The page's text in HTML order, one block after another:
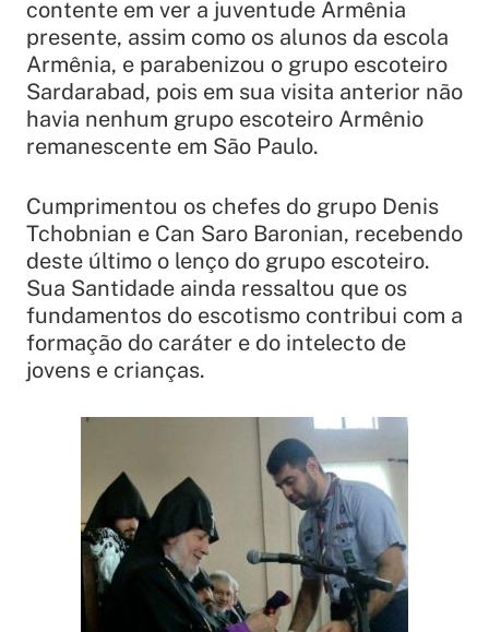
contente em ver a juventude Armênia
presente, assim como os alunos da escola
Armênia, e parabenizou o grupo escoteiro
Sardarabad, pois em sua visita anterior não
havia nenhum grupo escoteiro Armênio
remanescente em São Paulo.
Cumprimentou os chefes do grupo Denis
Tchobnian e Can Saro Baronian, recebendo
deste último o lenço do grupo escoteiro.
Sua Santidade ainda ressaltou que os
fundamentos do escotismo contribui com a
formação do caráter e do intelecto de
jovens e crianças.